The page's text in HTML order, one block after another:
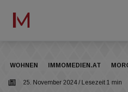
WOHNEN IMMOMEDIEN.AT
25. November 2024 / Lesezeit 1 min